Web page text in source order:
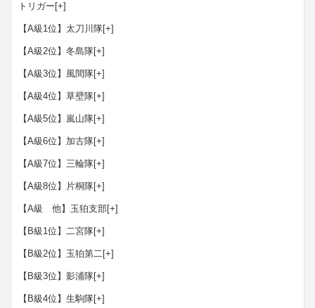
トリガー [+]
【A級1位】太刀川隊[+]
【A級2位】冬島隊[+]
【A級3位】風間隊[+]
【A級4位】草壁隊[+]
【A級5位】嵐山隊[+]
【A級6位】加古隊[+]
【A級7位】三輪隊[+]
【A級8位】片桐隊[+]
【A級 他】玉狛支部[+]
【B級1位】二宮隊[+]
【B級2位】玉狛第二[+]
【B級3位】影浦隊[+]
【B級4位】生駒隊[+]